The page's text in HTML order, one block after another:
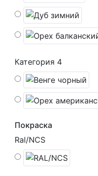
Категория 4
Покраска
Ral/NCS